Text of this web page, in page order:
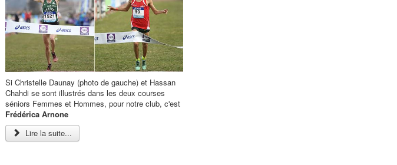
Si Christelle Daunay (photo de gauche) et Hassan
Chahdi se sont illustrés dans les deux courses
séniors Femmes et Hommes, pour notre club, c'est
Frédérica Arnone
Lire la suite...